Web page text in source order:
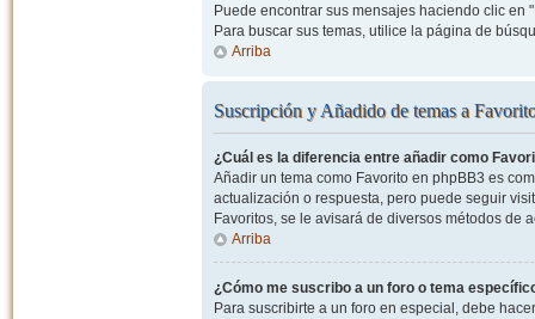
Puede encontrar sus mensajes haciendo clic en
Para buscar sus temas, utilice la página de
Arriba
Suscripción y Añadido de temas a
¿Cuál es la diferencia entre añadir como
Añadir un tema como Favorito en phpBB3 es
actualización o respuesta, pero puede seguir
Favoritos, se le avisará de diversos métodos de
Arriba
¿Cómo me suscribo a un foro o tema
Para suscribirte a un foro en especial, debe